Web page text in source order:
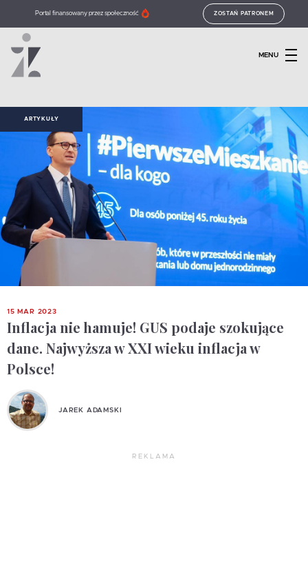
Portal finansowany przez społeczność ZOSTAŃ PATRONEM
MENU
ARTYKUŁY
15 MAR 2023
Inflacja nie hamuje! GUS podaje szokujące
dane. Najwyższa w XXI wieku inflacja w
Polsce!
JAREK ADAMSKI
REKLAMA